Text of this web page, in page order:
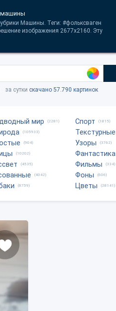
машины
Машины. Теги: #фольксваген
изображения 2677x2160. Эту
сутки скачано 57.790 картинок
мир (2281)
(105933)
(904)
(10202)
(4535)
(4042)
(8759)
Спорт (1815)
Текстурные
Узоры (3762)
Фантастика
Фильмы (334)
Фоны (606)
Цветы (28141)